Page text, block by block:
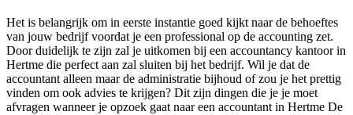
Het is belangrijk om in eerste instantie goed kijkt naar de behoeftes
van jouw bedrijf voordat je een professional op de accounting zet.
Door duidelijk te zijn zal je uitkomen bij een accountancy kantoor in
Hertme die perfect aan zal sluiten bij het bedrijf. Wil je dat de
accountant alleen maar de administratie bijhoud of zou je het prettig
vinden om ook advies te krijgen? Dit zijn dingen die je je moet
afvragen wanneer je opzoek gaat naar een accountant in Hertme De